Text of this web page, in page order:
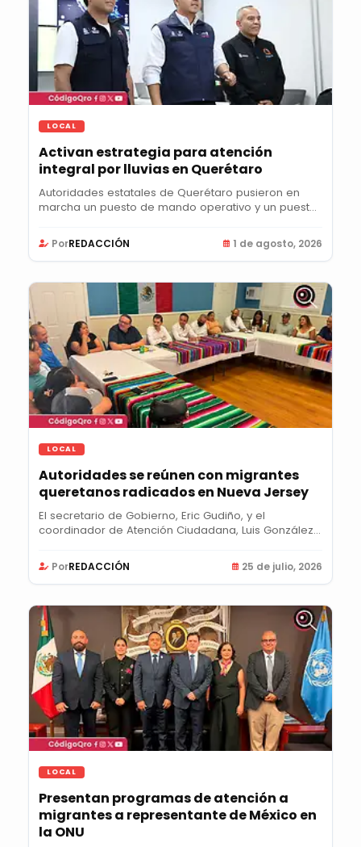
LOCAL
Activan estrategia para atención
integral por lluvias en Querétaro
Autoridades estatales de Querétaro pusieron en
marcha un puesto de mando operativo y un puesto
PorREDACCIÓN 1 de agosto, 2026
LOCAL
Autoridades se reúnen con migrantes
queretanos radicados en Nueva Jersey
El secretario de Gobierno, Eric Gudiño, y el
coordinador de Atención Ciudadana, Luis González,
PorREDACCIÓN 25 de julio, 2026
LOCAL
Presentan programas de atención a
migrantes a representante de México en
la ONU